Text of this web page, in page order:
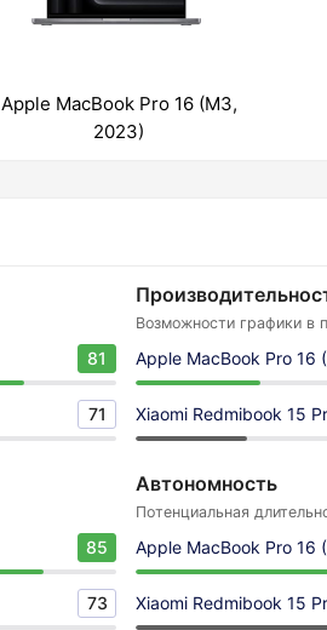
Apple MacBook Pro 16 (M3,
2023)
81
71
Возможности графики в
Apple MacBook Pro 16
Xiaomi Redmibook 15
85
73
Автономность
Потенциальная
Apple MacBook Pro 16
Xiaomi Redmibook 15